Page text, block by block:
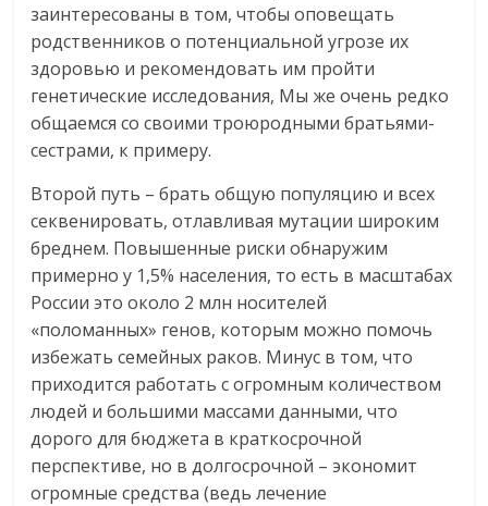
заинтересованы в том, чтобы оповещать
родственников о потенциальной угрозе их
здоровью и рекомендовать им пройти
генетические исследования, Мы же очень редко
общаемся со своими троюродными братьями-
сестрами, к примеру.
Второй путь – брать общую популяцию и всех
секвенировать, отлавливая мутации широким
бреднем. Повышенные риски обнаружим
примерно у 1,5% населения, то есть в масштабах
России это около 2 млн носителей
«поломанных» генов, которым можно помочь
избежать семейных раков. Минус в том, что
приходится работать с огромным количеством
людей и большими массами данными, что
дорого для бюджета в краткосрочной
перспективе, но в долгосрочной – экономит
огромные средства (ведь лечение